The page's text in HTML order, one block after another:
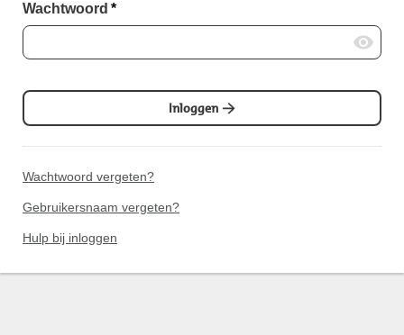
Wachtwoord *
Inloggen
Wachtwoord vergeten?
Gebruikersnaam vergeten?
Hulp bij inloggen